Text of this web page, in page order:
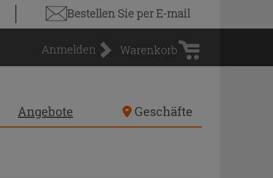
Bestellen Sieper E-mail
Anmelden
Warenkorb
Warenkorb
Angebote Geschäfte